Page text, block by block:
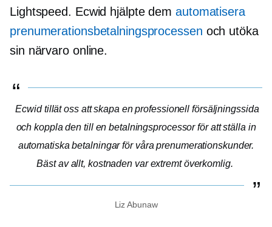
Lightspeed. Ecwid hjälpte dem automatisera
prenumerationsbetalningsprocessen och utöka
sin närvaro online.
Ecwid tillät oss att skapa en professionell försäljningssida
och koppla den till en betalningsprocessor för att ställa in
automatiska betalningar för våra prenumerationskunder.
Bäst av allt, kostnaden var extremt överkomlig.
Liz Abunaw